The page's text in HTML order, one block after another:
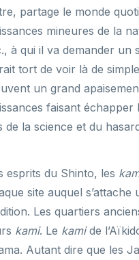
partage le monde
mineures de la
à qui il va demander un
tort de voir là de
un grand
faisant
de la science et du
esprits du Shinto, les
site auquel
Les quartiers
kami. Le kamide
Autant dire que les